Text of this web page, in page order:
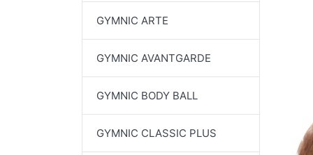
GYMNIC ARTE
GYMNIC AVANTGARDE
GYMNIC BODY BALL
GYMNIC CLASSIC PLUS